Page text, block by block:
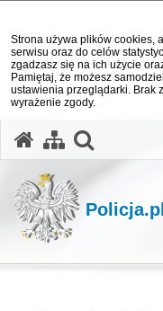
Strona używa plików cookies,
serwisu oraz do celów
zgadzasz się na ich użycie
Pamiętaj, że możesz
ustawienia przeglądarki. Brak
wyrażenie zgody.